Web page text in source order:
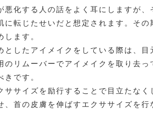
悪化する人の話をよく耳にしますが、
に転じたせいだと想定されます。その
ます。
としたアイメイクをしている際は、目
のリムーバーでアイメイクを取り去っ
きです。
ササイズを励行することで目立たなく
、首の皮膚を伸ばすエクササイズを行